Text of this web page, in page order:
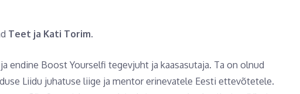
Teet ja Kati Torim.
endine Boost Yourselfi tegevjuht ja kaasasutaja. Ta on olnud
Liidu juhatuse liige ja mentor erinevatele Eesti ettevõtetele.